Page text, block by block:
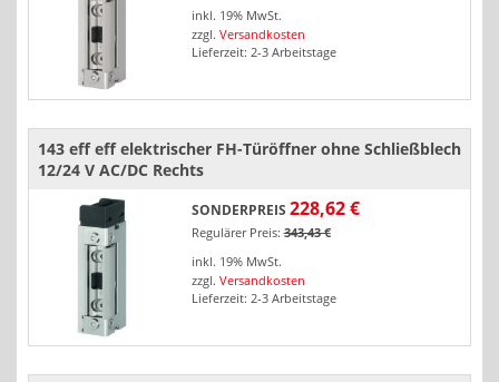
inkl. 19% MwSt.
zzgl. Versandkosten
Lieferzeit: 2-3 Arbeitstage
143 eff eff elektrischer FH-Türöffner ohne Schließblech
12/24 V AC/DC Rechts
SONDERPREIS 228,62 €
Regulärer Preis: 343,43 €
inkl. 19% MwSt.
zzgl. Versandkosten
Lieferzeit: 2-3 Arbeitstage